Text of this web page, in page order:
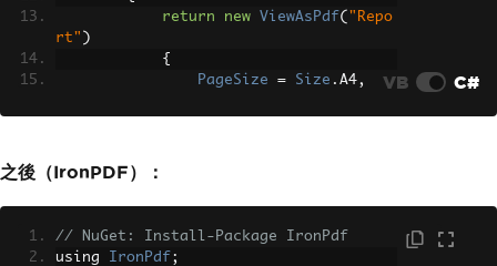
return
new ViewAsPdf( "Repo
rt" )
{
PageSize
= Size . A4,
ins
20, 10
ader-center \"Page Header\" --footer-c
enter \"Page [page] of [topage]\""
};
VB C#
之後（IronPDF）：
// NuGet: Install-Package IronPdf
using IronPdf ;